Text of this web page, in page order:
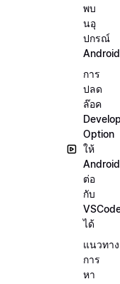
พบ
นอุ
ปกรณ์
Android
การ
ปลด
ล๊อค
Option
ให้
Android
ต่อ
กับ
ได้
แนวทาง
การ
หา